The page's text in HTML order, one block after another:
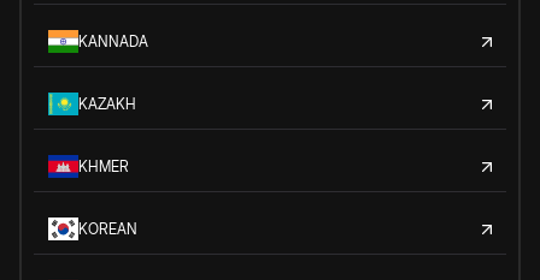
KANNADA
KAZAKH
KHMER
KOREAN